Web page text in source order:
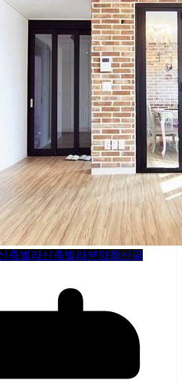
축빌라신축빌라분양최신글